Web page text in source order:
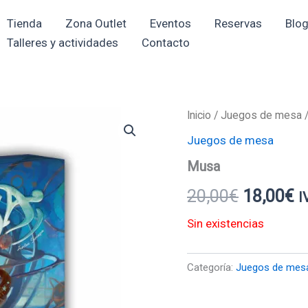
Tienda Zona Outlet Eventos Reservas
Blog
Talleres y actividades
Contacto
Inicio / Juegos de mesa
Juegos de mesa
Musa
20,00€
El
precio
era:
18,00€
El
Sin existencias
Categoría: Juegos de